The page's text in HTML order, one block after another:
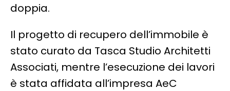
doppia.
Il progetto di recupero dell’immobile è
stato curato da Tasca Studio Architetti
Associati, mentre l’esecuzione dei lavori
è stata affidata all’impresa AeC